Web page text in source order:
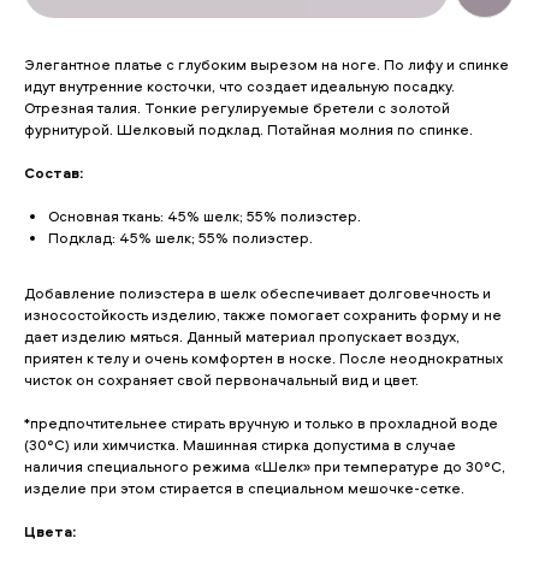
Элегантное платье с глубоким вырезом на ноге. По лифу и спинке
идут внутренние косточки, что создает идеальную посадку.
Отрезная талия. Тонкие регулируемые бретели с золотой
фурнитурой. Шелковый подклад. Потайная молния по спинке.
Состав:
Основная ткань: 45% шелк; 55% полиэстер.
Подклад: 45% шелк; 55% полиэстер.
Добавление полиэстера в шелк обеспечивает долговечность и
износостойкость изделию, также помогает сохранить форму и не
дает изделию мяться. Данный материал пропускает воздух,
приятен к телу и очень комфортен в носке. После неоднократных
чисток он сохраняет свой первоначальный вид и цвет.
*предпочтительнее стирать вручную и только в прохладной воде
(30°С) или химчистка. Машинная стирка допустима в случае
наличия специального режима «Шелк» при температуре до 30°С,
изделие при этом стирается в специальном мешочке-сетке.
Цвета: